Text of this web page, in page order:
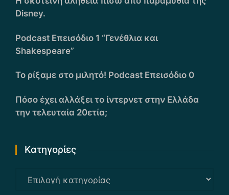
Disney.
Podcast Επεισόδιο 1 “Γενέθλια και
Shakespeare”
Το ρίξαμε στο μιλητό! Podcast Επεισόδιο 0
Πόσο έχει αλλάξει το ίντερνετ στην Ελλάδα
την τελευταία 20ετία;
Kατηγορίες
Kατηγορίες